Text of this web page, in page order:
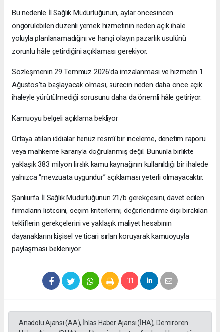
Bu nedenle İl Sağlık Müdürlüğünün, aylar öncesinden
öngörülebilen düzenli yemek hizmetinin neden açık ihale
yoluyla planlanamadığını ve hangi olayın pazarlık usulünü
zorunlu hâle getirdiğini açıklaması gerekiyor.
Sözleşmenin 29 Temmuz 2026’da imzalanması ve hizmetin 1
Ağustos’ta başlayacak olması, sürecin neden daha önce açık
ihaleyle yürütülmediği sorusunu daha da önemli hâle getiriyor.
Kamuoyu belgeli açıklama bekliyor
Ortaya atılan iddialar henüz resmî bir inceleme, denetim raporu
veya mahkeme kararıyla doğrulanmış değil. Bununla birlikte
yaklaşık 383 milyon liralık kamu kaynağının kullanıldığı bir ihalede
yalnızca “mevzuata uygundur” açıklaması yeterli olmayacaktır.
Şanlıurfa İl Sağlık Müdürlüğünün 21/b gerekçesini, davet edilen
firmaların listesini, seçim kriterlerini, değerlendirme dışı bırakılan
tekliflerin gerekçelerini ve yaklaşık maliyet hesabının
dayanaklarını kişisel ve ticari sırları koruyarak kamuoyuyla
paylaşması bekleniyor.
Anadolu Ajansı (AA), İhlas Haber Ajansı (İHA), Demirören